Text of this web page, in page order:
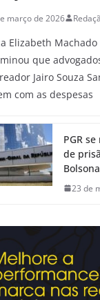
março de 2026
Elizabeth Machado
que
Jairo Souza
com as despesas
PGR
de
23 de